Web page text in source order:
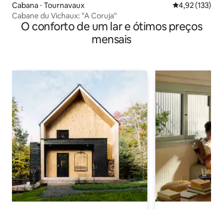
Cabana ⋅ Tournavaux 4,92 de uma
4,92 (133)
Cabane du Vichaux: "A Coruja"
O conforto de um lar e ótimos preços
mensais